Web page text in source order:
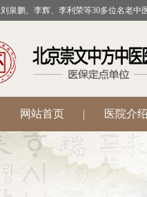
刘泉鹏、李辉、李利荣等30多位名老中
网站首页 | 医院介绍
公益活动 | 医院科室